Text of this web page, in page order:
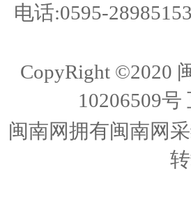
电话:0595-
CopyRight ©2020
10206509号
闽南网拥有闽南网